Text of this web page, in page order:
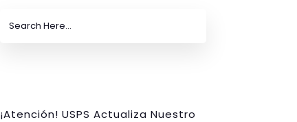
¡Atención! USPS Actualiza Nuestro